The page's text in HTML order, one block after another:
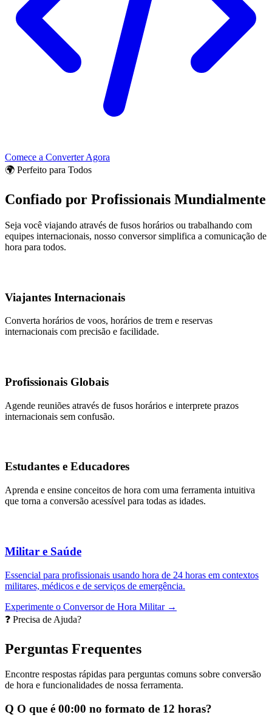
Comece a Converter Agora
🌍 Perfeito para Todos
Confiado por Profissionais Mundialmente
Seja você viajando através de fusos horários ou trabalhando com
equipes internacionais, nosso conversor simplifica a comunicação de
hora para todos.
Viajantes Internacionais
Converta horários de voos, horários de trem e reservas
internacionais com precisão e facilidade.
Profissionais Globais
Agende reuniões através de fusos horários e interprete prazos
internacionais sem confusão.
Estudantes e Educadores
Aprenda e ensine conceitos de hora com uma ferramenta intuitiva
que torna a conversão acessível para todas as idades.
Militar e Saúde
Essencial para profissionais usando hora de 24 horas em contextos
militares, médicos e de serviços de emergência.
Experimente o Conversor de Hora Militar →
❓ Precisa de Ajuda?
Perguntas Frequentes
Encontre respostas rápidas para perguntas comuns sobre conversão
de hora e funcionalidades de nossa ferramenta.
Q O que é 00:00 no formato de 12 horas?